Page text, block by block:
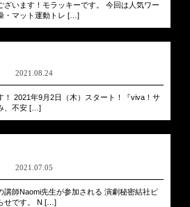
ざいます！モラッキーです。 今回は人気ワー
・マット運動トレ […]
2021.08.24
！ 2021年9月2日（木）スタート！『viva！サ
、不安 […]
2021.07.05
講師Naomi先生が参加される 演劇秘密結社ピ
せです。 N […]